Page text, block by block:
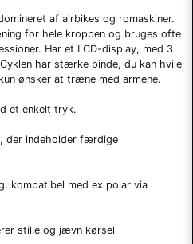
af airbikes og romaskiner.
for hele kroppen og bruges ofte
Har et LCD-display, med 3
har stærke pinde, du kan hvile
ønsker at træne med armene.
et enkelt tryk.
der indeholder færdige
kompatibel med ex polar via
stille og jævn kørsel